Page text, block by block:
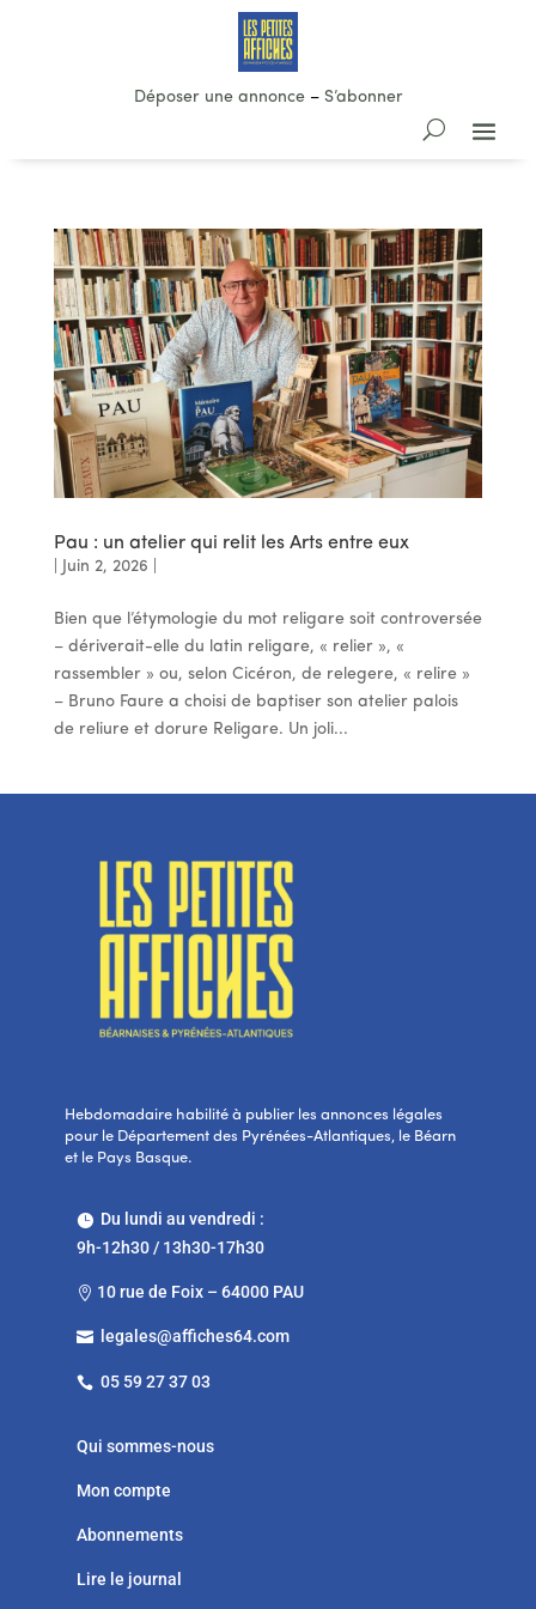
Déposer une annonce– S’abonner
Pau : un atelier qui relit les Arts entre eux
Juin 2, 2026
Bien que l’étymologie du mot religare soit controversée
– dériverait-elle du latin religare, « relier », «
rassembler » ou, selon Cicéron, de relegere, « relire »
– Bruno Faure a choisi de baptiser son atelier palois
de reliure et dorure Religare. Un joli...
Hebdomadaire habilité à publier les annonces légales
pour le Département des Pyrénées-Atlantiques, le Béarn
et le Pays Basque.
Du lundi au vendredi :
9h-12h30 / 13h30-17h30
 10 rue de Foix – 64000 PAU
 legales@affiches64.com
 05 59 27 37 03
Qui sommes-nous
Mon compte
Abonnements
Lire le journal